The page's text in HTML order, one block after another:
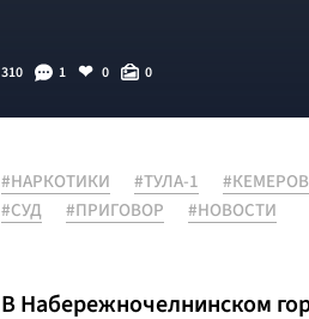
310 1 0 0
#НАРКОТИКИ #ТУЛА-1
#СУД
#ПРИГОВОР #НОВОСТИ
В Набережночелнинском